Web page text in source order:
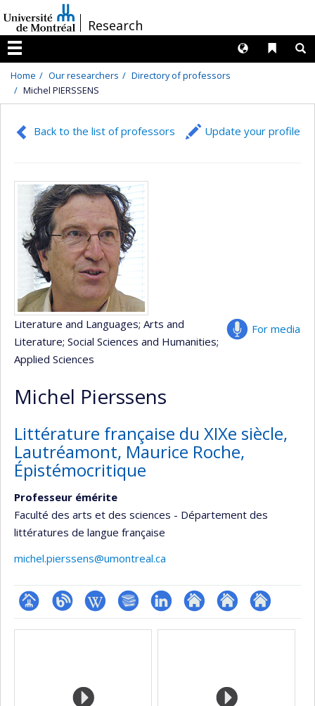
au
contenu
/Research
Menu
Liens
Langues
Home Our researchers
Directory of professors
Michel PIERSSENS
Back to the list of professors Update your profile
For media
Literature and Languages; Arts and
Literature; Social Sciences and Humanities;
Applied Sciences
Michel Pierssens
Littérature française du XIXe siècle,
Lautréamont, Maurice Roche,
Épistémocritique
Professeur émérite
Faculté des arts et des sciences - Département des
littératures de langue française
michel.pierssens@umontreal.ca
Page BlogueWiki Bibliographie
LinkedInAutre Autre Autre
Media